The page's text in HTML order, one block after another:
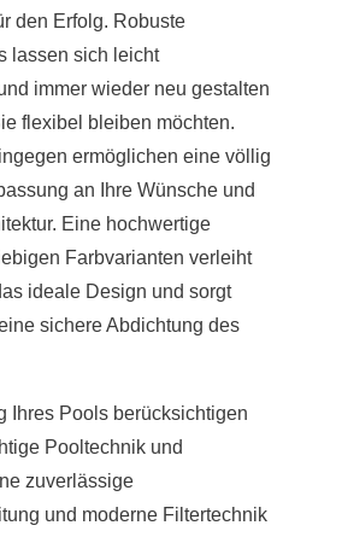
den Erfolg. Robuste
lassen sich leicht
immer wieder neu gestalten
flexibel bleiben möchten.
ermöglichen eine völlig
an Ihre Wünsche und
Eine hochwertige
Farbvarianten verleiht
ideale Design und sorgt
sichere Abdichtung des
Ihres Pools berücksichtigen
Pooltechnik und
zuverlässige
und moderne Filtertechnik